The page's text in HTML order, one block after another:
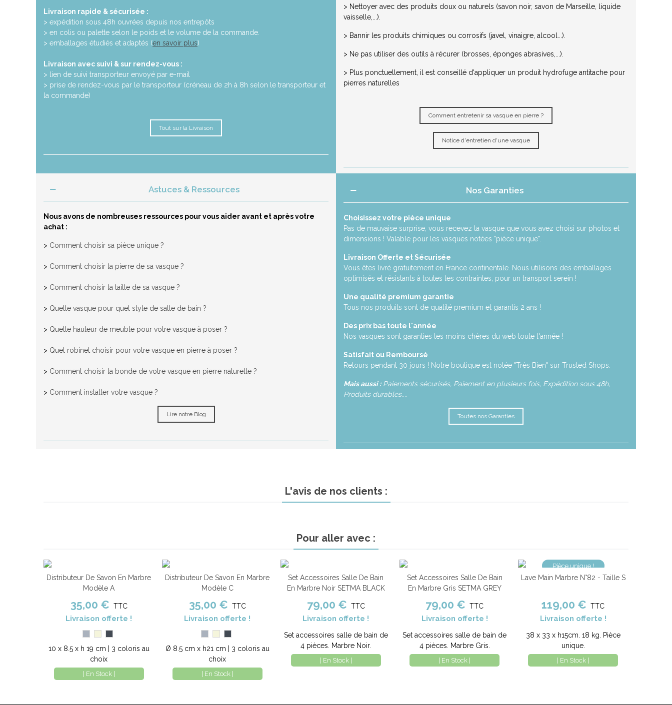
Livraison rapide & sécurisée :
> expédition sous 48h ouvrées depuis nos entrepôts
> en colis ou palette selon le poids et le volume de la commande.
> emballages étudiés et adaptés (en savoir plus)
Livraison avec suivi & sur rendez-vous :
> lien de suivi transporteur envoyé par e-mail
> prise de rendez-vous par le transporteur (créneau de 2h à 8h selon le transporteur et
la commande)
Tout sur la Livraison
> Nettoyer avec des produits doux ou naturels (savon noir, savon de Marseille, liquide
vaisselle,...).
> Bannir les produits chimiques ou corrosifs (javel, vinaigre, alcool...).
> Ne pas utiliser des outils à récurer (brosses, éponges abrasives,...).
> Plus ponctuellement, il est conseillé d'appliquer un produit hydrofuge antitache pour
pierres naturelles
Comment entretenir sa vasque en pierre ?
Notice d'entretien d'une vasque
Astuces & Ressources
Nous avons de nombreuses ressources pour vous aider avant et après votre
achat :
> Comment choisir sa pièce unique ?
> Comment choisir la pierre de sa vasque ?
> Comment choisir la taille de sa vasque ?
> Quelle vasque pour quel style de salle de bain ?
> Quelle hauteur de meuble pour votre vasque à poser ?
> Quel robinet choisir pour votre vasque en pierre à poser ?
> Comment choisir la bonde de votre vasque en pierre naturelle ?
> Comment installer votre vasque ?
Lire notre Blog
Nos Garanties
Choisissez votre pièce unique
Pas de mauvaise surprise, vous recevez la vasque que vous avez choisi sur photos et
dimensions ! Valable pour les vasques notées "pièce unique".
Livraison Offerte et Sécurisée
Vous êtes livré gratuitement en France continentale. Nous utilisons des emballages
optimisés et résistants à toutes les contraintes, pour un transport serein !
Une qualité premium garantie
Tous nos produits sont de qualité premium et garantis 2 ans !
Des prix bas toute l'année
Nos vasques sont garanties les moins chères du web toute l'année !
Satisfait ou Remboursé
Retours pendant 30 jours ! Notre boutique est notée "Très Bien" sur Trusted Shops.
Mais aussi :Paiements sécurisés, Paiement en plusieurs fois, Expédition sous 48h,
Produits durables....
Toutes nos Garanties
L'avis de nos clients :
Pour aller avec :
Ajouter au panier Comparer
Distributeur De Savon En Marbre
Modèle A
35,00 € TTC
Livraison offerte !
10 x 8.5 x h 19 cm | 3 coloris au
choix
| En Stock |
Ajouter au panier Comparer
Distributeur De Savon En Marbre
Modèle C
35,00 € TTC
Livraison offerte !
Ø 8.5 cm x h21 cm | 3 coloris au
choix
| En Stock |
Ajouter au panier Comparer
Set Accessoires Salle De Bain
En Marbre Noir SETMA BLACK
79,00 € TTC
Livraison offerte !
Set accessoires salle de bain de
4 pièces. Marbre Noir.
| En Stock |
Ajouter au panier Comparer
Set Accessoires Salle De Bain
En Marbre Gris SETMA GREY
79,00 € TTC
Livraison offerte !
Set accessoires salle de bain de
4 pièces. Marbre Gris.
| En Stock |
Pièce unique !
Ajouter au panier Comparer
Lave Main Marbre N°82 - Taille S
119,00 € TTC
Livraison offerte !
38 x 33 x h15cm. 18 kg. Pièce
unique.
| En Stock |